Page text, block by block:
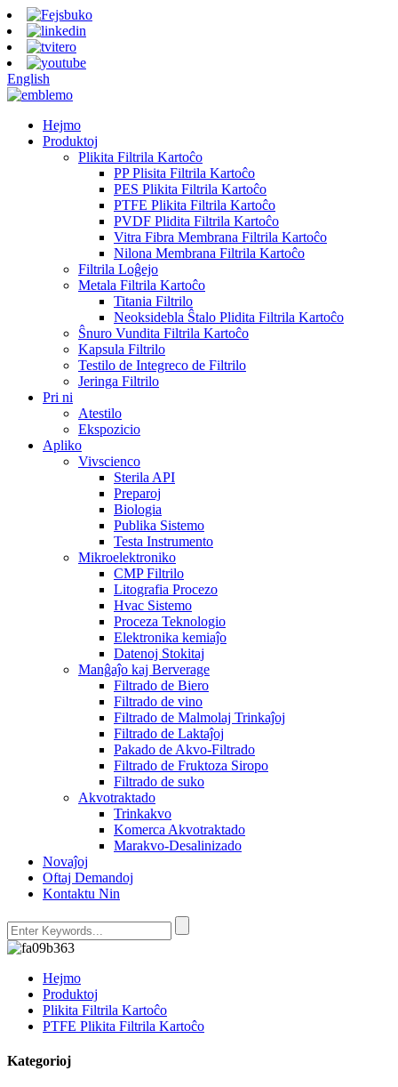
English
Hejmo
Produktoj
Plikita Filtrila Kartoĉo
PP Plisita Filtrila Kartoĉo
PES Plikita Filtrila Kartoĉo
PTFE Plikita Filtrila Kartoĉo
PVDF Plidita Filtrila Kartoĉo
Vitra Fibra Membrana Filtrila Kartoĉo
Nilona Membrana Filtrila Kartoĉo
Filtrila Loĝejo
Metala Filtrila Kartoĉo
Titania Filtrilo
Neoksidebla Ŝtalo Plidita Filtrila Kartoĉo
Ŝnuro Vundita Filtrila Kartoĉo
Kapsula Filtrilo
Testilo de Integreco de Filtrilo
Jeringa Filtrilo
Pri ni
Atestilo
Ekspozicio
Apliko
Vivscienco
Sterila API
Preparoj
Biologia
Publika Sistemo
Testa Instrumento
Mikroelektroniko
CMP Filtrilo
Litografia Procezo
Hvac Sistemo
Proceza Teknologio
Elektronika kemiaĵo
Datenoj Stokitaj
Manĝaĵo kaj Berverage
Filtrado de Biero
Filtrado de vino
Filtrado de Malmolaj Trinkaĵoj
Filtrado de Laktaĵoj
Pakado de Akvo-Filtrado
Filtrado de Fruktoza Siropo
Filtrado de suko
Akvotraktado
Trinkakvo
Komerca Akvotraktado
Marakvo-Desalinizado
Novaĵoj
Oftaj Demandoj
Kontaktu Nin
Hejmo
Produktoj
Plikita Filtrila Kartoĉo
PTFE Plikita Filtrila Kartoĉo
Kategorioj